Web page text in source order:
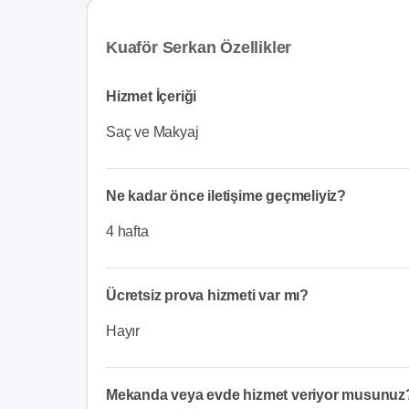
Kuaför Serkan Özellikler
Hizmet İçeriği
Saç ve Makyaj
Ne kadar önce iletişime geçmeliyiz?
4 hafta
Ücretsiz prova hizmeti var mı?
Hayır
Mekanda veya evde hizmet veriyor